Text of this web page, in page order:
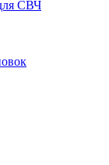
СВЧ